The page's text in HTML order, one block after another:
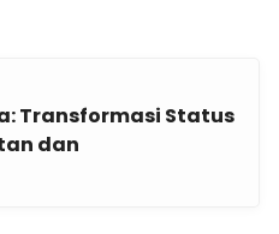
Transformasi Status
dan